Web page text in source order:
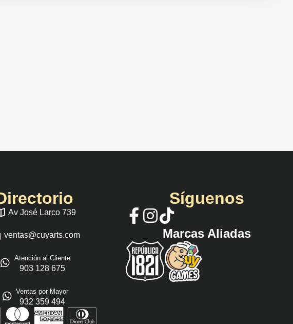
Av José Larco 739
ventas@cuyarts.com
Atención al Cliente
903 128 675
Ventas por Mayor
932 359 494
Síguenos
Marcas Aliadas